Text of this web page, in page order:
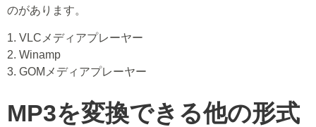
のがあります。
1. VLCメディアプレーヤー
2. Winamp
3. GOMメディアプレーヤー
MP3を変換できる他の形式